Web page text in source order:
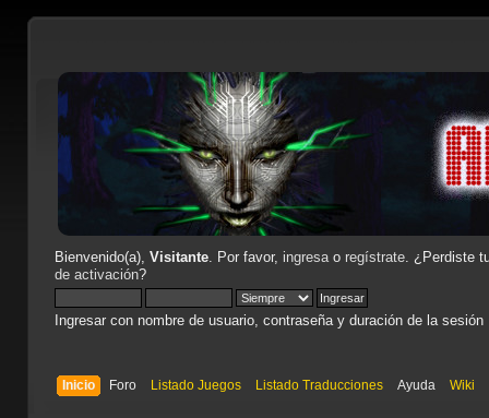
Bienvenido(a), Visitante. Por favor, ingresao regístrate. ¿Perdiste
de activación?
Ingresar con nombre de usuario, contraseña y duración de la sesión
Inicio Foro Listado Juegos Listado Traducciones Ayuda Wiki